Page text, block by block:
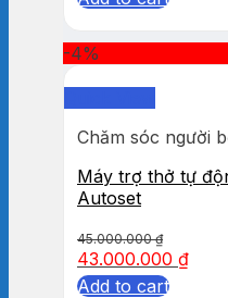
-4%
Chăm sóc người
Máy trợ thở tự
Autoset
45.000.000₫
43.000.000 ₫
Add to cart